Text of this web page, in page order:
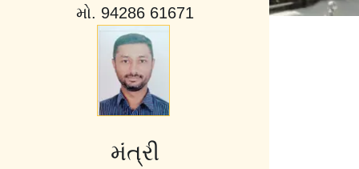
મો. 94286 61671
મંત્રી